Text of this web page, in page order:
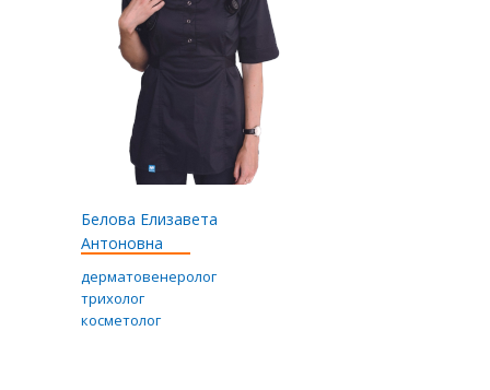
Белова Елизавета
Антоновна
дерматовенеролог
трихолог
косметолог